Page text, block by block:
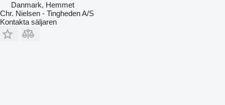
Danmark, Hemmet
Chr. Nielsen - Tingheden A/S
Kontakta säljaren